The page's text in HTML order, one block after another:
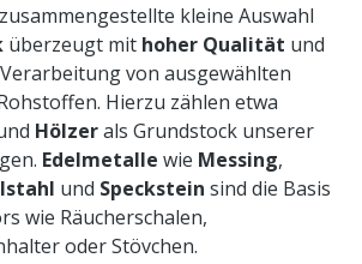
kleine Auswahl
überzeugt mit hoher Qualität und
von ausgewählten
Hierzu zählen etwa
Hölzerals Grundstock unserer
Edelmetalle wie Messing,
und Speckstein sind die Basis
wie Räucherschalen,
oder Stövchen.